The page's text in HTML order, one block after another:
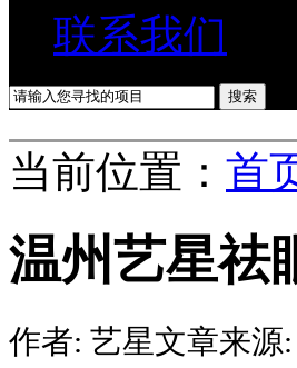
联系我们
当前位置： 首
温州艺星祛
作者: 艺星文章来源: